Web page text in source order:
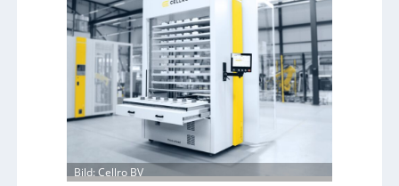
n
i
s
c
h
e
r
Ü
b
Bild: Cellro BV